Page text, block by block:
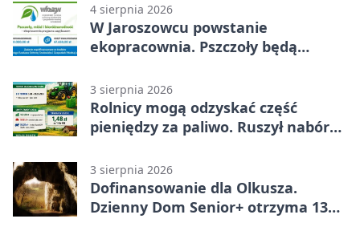
4 sierpnia 2026
W Jaroszowcu powstanie
ekopracownia. Pszczoły będą
3 sierpnia 2026
Rolnicy mogą odzyskać część
pieniędzy za paliwo. Ruszył nabór
3 sierpnia 2026
Dofinansowanie dla Olkusza.
Dzienny Dom Senior+ otrzyma 134